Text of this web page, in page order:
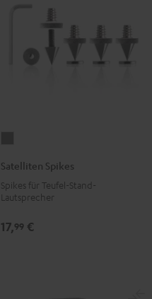
Titan
Satelliten Spikes
Spikes für Teufel-Stand-
Lautsprecher
17,99 €